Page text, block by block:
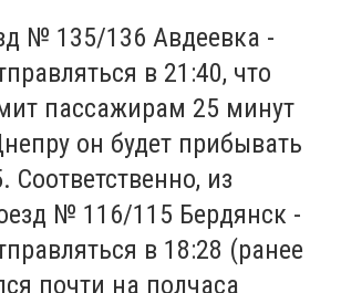
№ 135/136 Авдеевка -
в 21:40, что
пассажирам 25 минут
он будет прибывать
Соответственно, из
№ 116/115 Бердянск -
в 18:28 (ранее
почти на полчаса